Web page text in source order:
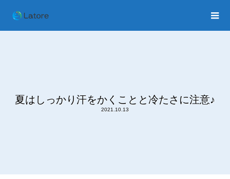
夏はしっかり汗をかくことと冷たさに注意♪
2021.10.13